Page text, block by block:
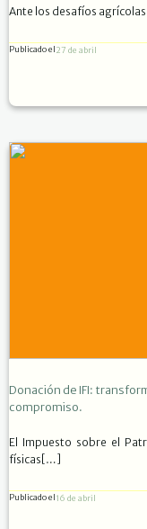
Ante los desafíos
Publicado el27 de abril
Donación de IFI:
compromiso.
El Impuesto sobre el
físicas[…]
Publicado el16 de abril